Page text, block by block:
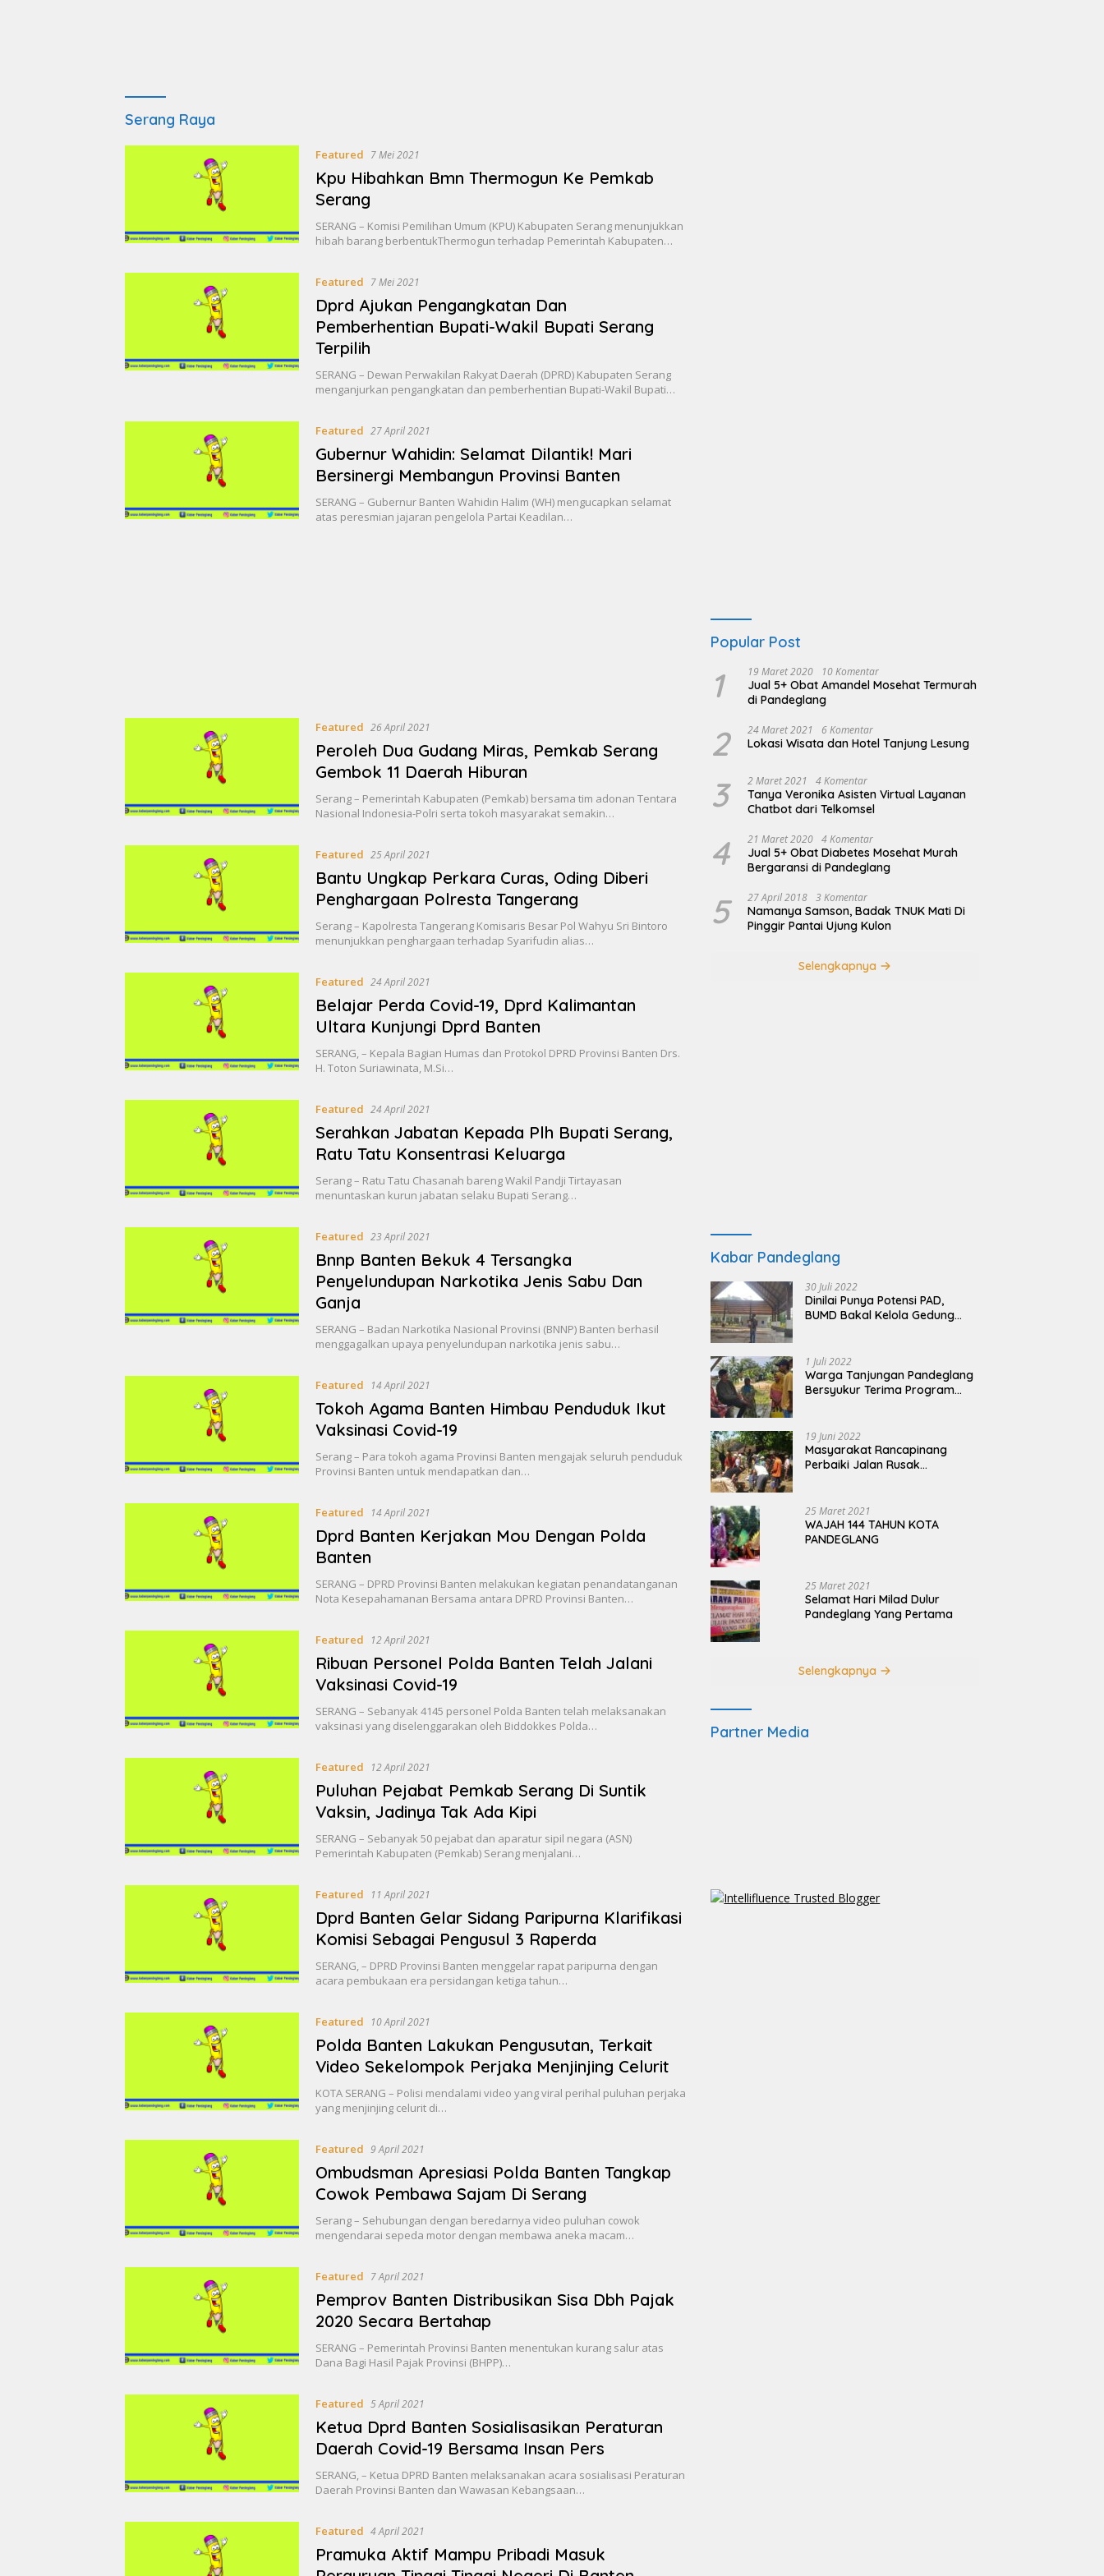
Serang Raya
Featured 7 Mei 2021
Kpu Hibahkan Bmn Thermogun Ke Pemkab
Serang
SERANG – Komisi Pemilihan Umum (KPU) Kabupaten Serang menunjukkan
hibah barang berbentukThermogun terhadap Pemerintah Kabupaten…
Featured 7 Mei 2021
Dprd Ajukan Pengangkatan Dan
Pemberhentian Bupati-Wakil Bupati Serang
Terpilih
SERANG – Dewan Perwakilan Rakyat Daerah (DPRD) Kabupaten Serang
menganjurkan pengangkatan dan pemberhentian Bupati-Wakil Bupati…
Featured 27 April 2021
Gubernur Wahidin: Selamat Dilantik! Mari
Bersinergi Membangun Provinsi Banten
SERANG – Gubernur Banten Wahidin Halim (WH) mengucapkan selamat
atas peresmian jajaran pengelola Partai Keadilan…
Featured 26 April 2021
Peroleh Dua Gudang Miras, Pemkab Serang
Gembok 11 Daerah Hiburan
Serang – Pemerintah Kabupaten (Pemkab) bersama tim adonan Tentara
Nasional Indonesia-Polri serta tokoh masyarakat semakin…
Featured 25 April 2021
Bantu Ungkap Perkara Curas, Oding Diberi
Penghargaan Polresta Tangerang
Serang – Kapolresta Tangerang Komisaris Besar Pol Wahyu Sri Bintoro
menunjukkan penghargaan terhadap Syarifudin alias…
Featured 24 April 2021
Belajar Perda Covid-19, Dprd Kalimantan
Ultara Kunjungi Dprd Banten
SERANG, – Kepala Bagian Humas dan Protokol DPRD Provinsi Banten Drs.
H. Toton Suriawinata, M.Si…
Featured 24 April 2021
Serahkan Jabatan Kepada Plh Bupati Serang,
Ratu Tatu Konsentrasi Keluarga
Serang – Ratu Tatu Chasanah bareng Wakil Pandji Tirtayasan
menuntaskan kurun jabatan selaku Bupati Serang…
Featured 23 April 2021
Bnnp Banten Bekuk 4 Tersangka
Penyelundupan Narkotika Jenis Sabu Dan
Ganja
SERANG – Badan Narkotika Nasional Provinsi (BNNP) Banten berhasil
menggagalkan upaya penyelundupan narkotika jenis sabu…
Featured 14 April 2021
Tokoh Agama Banten Himbau Penduduk Ikut
Vaksinasi Covid-19
Serang – Para tokoh agama Provinsi Banten mengajak seluruh penduduk
Provinsi Banten untuk mendapatkan dan…
Featured 14 April 2021
Dprd Banten Kerjakan Mou Dengan Polda
Banten
SERANG – DPRD Provinsi Banten melakukan kegiatan penandatanganan
Nota Kesepahamanan Bersama antara DPRD Provinsi Banten…
Featured 12 April 2021
Ribuan Personel Polda Banten Telah Jalani
Vaksinasi Covid-19
SERANG – Sebanyak 4145 personel Polda Banten telah melaksanakan
vaksinasi yang diselenggarakan oleh Biddokkes Polda…
Featured 12 April 2021
Puluhan Pejabat Pemkab Serang Di Suntik
Vaksin, Jadinya Tak Ada Kipi
SERANG – Sebanyak 50 pejabat dan aparatur sipil negara (ASN)
Pemerintah Kabupaten (Pemkab) Serang menjalani…
Featured 11 April 2021
Dprd Banten Gelar Sidang Paripurna Klarifikasi
Komisi Sebagai Pengusul 3 Raperda
SERANG, – DPRD Provinsi Banten menggelar rapat paripurna dengan
acara pembukaan era persidangan ketiga tahun…
Featured 10 April 2021
Polda Banten Lakukan Pengusutan, Terkait
Video Sekelompok Perjaka Menjinjing Celurit
KOTA SERANG – Polisi mendalami video yang viral perihal puluhan perjaka
yang menjinjing celurit di…
Featured 9 April 2021
Ombudsman Apresiasi Polda Banten Tangkap
Cowok Pembawa Sajam Di Serang
Serang – Sehubungan dengan beredarnya video puluhan cowok
mengendarai sepeda motor dengan membawa aneka macam…
Featured 7 April 2021
Pemprov Banten Distribusikan Sisa Dbh Pajak
2020 Secara Bertahap
SERANG – Pemerintah Provinsi Banten menentukan kurang salur atas
Dana Bagi Hasil Pajak Provinsi (BHPP)…
Featured 5 April 2021
Ketua Dprd Banten Sosialisasikan Peraturan
Daerah Covid-19 Bersama Insan Pers
SERANG, – Ketua DPRD Banten melaksanakan acara sosialisasi Peraturan
Daerah Provinsi Banten dan Wawasan Kebangsaan…
Featured 4 April 2021
Pramuka Aktif Mampu Pribadi Masuk
Popular Post
1 19 Maret 2020 10 Komentar
Jual 5+ Obat Amandel Mosehat Termurah
di Pandeglang
2 24 Maret 2021 6 Komentar
Lokasi Wisata dan Hotel Tanjung Lesung
3 2 Maret 2021 4 Komentar
Tanya Veronika Asisten Virtual Layanan
Chatbot dari Telkomsel
4 21 Maret 2020 4 Komentar
Jual 5+ Obat Diabetes Mosehat Murah
Bergaransi di Pandeglang
5 27 April 2018 3 Komentar
Namanya Samson, Badak TNUK Mati Di
Pinggir Pantai Ujung Kulon
Selengkapnya
Kabar Pandeglang
30 Juli 2022
Dinilai Punya Potensi PAD,
BUMD Bakal Kelola Gedung
1 Juli 2022
Warga Tanjungan Pandeglang
Bersyukur Terima Program
19 Juni 2022
Masyarakat Rancapinang
Perbaiki Jalan Rusak
25 Maret 2021
WAJAH 144 TAHUN KOTA
PANDEGLANG
25 Maret 2021
Selamat Hari Milad Dulur
Pandeglang Yang Pertama
Selengkapnya
Partner Media